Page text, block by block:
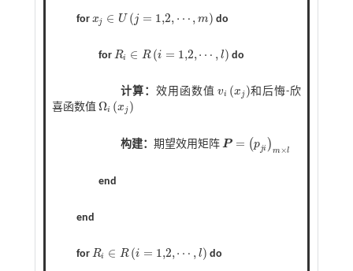
for xj ∈ U (j = 1,2, ⋯ , m)
xj∈U j= 1,2 ⋯ ,m do
for Ri ∈ R (i = 1,2,⋯ , l)
Ri∈R i=1,2 ⋯ ,l do
计算：效用函数值 vi (x j )
vix j
和后悔-欣
喜函数值 Ωi (x j )
Ωix j
构建： 期望效用矩阵 P = (pji ) m ×l
P= pjim×l
end
end
for Ri ∈ R (i = 1,2,⋯ , l)
Ri∈R i=1,2 ⋯ ,l do